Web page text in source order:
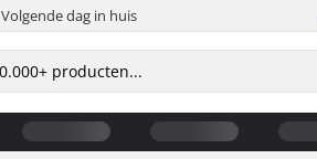
Volgende dag in huis